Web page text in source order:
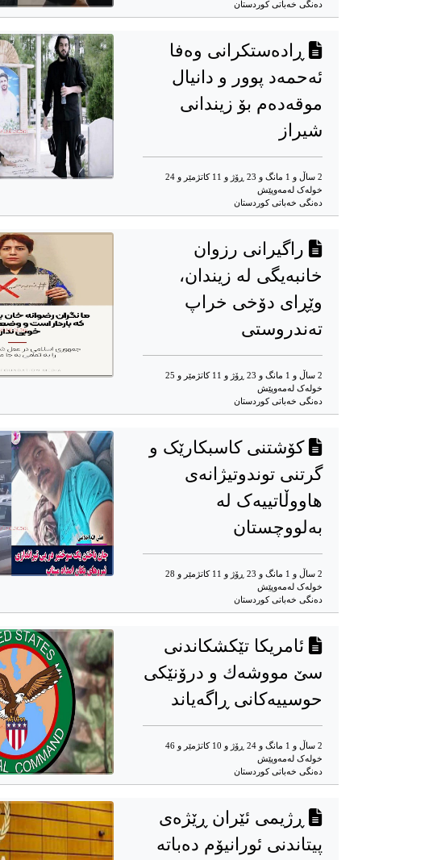
دەنگی خەباتی کوردستان
ڕادەستکرانی وەفا
ئەحمەد پوور و دانیال
موقەدەم بۆ زیندانی
شیراز
2 ساڵ و 1 مانگ و 23 ڕۆژ و 11 کاتژمێر و 24
خوله‌ک له‌مه‌وپێش‌
دەنگی خەباتی کوردستان
راگیرانی رزوان
خانبەیگی لە زیندان،
وێڕای دۆخی خراپ
تەندروستی
2 ساڵ و 1 مانگ و 23 ڕۆژ و 11 کاتژمێر و 25
خوله‌ک له‌مه‌وپێش‌
دەنگی خەباتی کوردستان
کۆشتنی کاسبکارێک و
گرتنی توندوتیژانەی
هاووڵاتییەک لە
بەلووچستان
2 ساڵ و 1 مانگ و 23 ڕۆژ و 11 کاتژمێر و 28
خوله‌ک له‌مه‌وپێش‌
دەنگی خەباتی کوردستان
ئامریکا تێكشكاندنی
سێ مووشەك و درۆنێكی
حوسییەكانی ڕاگەیاند
2 ساڵ و 1 مانگ و 24 ڕۆژ و 10 کاتژمێر و 46
خوله‌ک له‌مه‌وپێش‌
دەنگی خەباتی کوردستان
ڕژیمی ئێران ڕێژەی
پیتاندنی ئورانیۆم دەباتە